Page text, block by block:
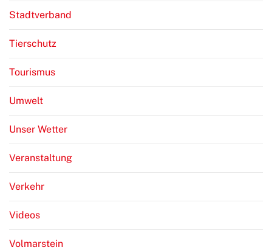
Stadtverband
Tierschutz
Tourismus
Umwelt
Unser Wetter
Veranstaltung
Verkehr
Videos
Volmarstein